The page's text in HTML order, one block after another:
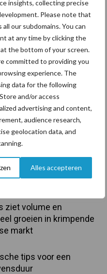
insights, collecting precise
Please note that
our subdomains. You can
at any time by clicking the
the bottom of your screen.
committed to providing you
experience. The
data for the following
and/or access
advertising and content,
audience research,
geolocation data, and
Alles accepteren
Partner nieuws
werktuigen gewild
blijft grillig:
geopolitiek houden
greep
een vaak
risicofactor voor
ziet volume en
groeien in krimpende
markt
tips voor een